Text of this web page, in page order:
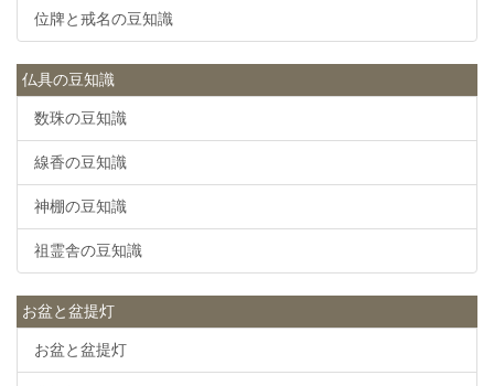
位牌と戒名の豆知識
仏具の豆知識
数珠の豆知識
線香の豆知識
神棚の豆知識
祖霊舎の豆知識
お盆と盆提灯
お盆と盆提灯